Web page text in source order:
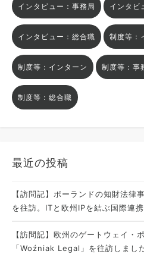
インタビュー：事務局 インタビ
インタビュー：総合職 制度等：
制度等：インターン 制度等：事
制度等：総合職
最近の投稿
【訪問記】ポーランドの知財法
を往訪。ITと欧州IPを結ぶ国際連
【訪問記】欧州のゲートウェイ・
「Woźniak Legal」を往訪しまし